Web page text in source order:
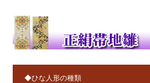
◆ひな人形の種類